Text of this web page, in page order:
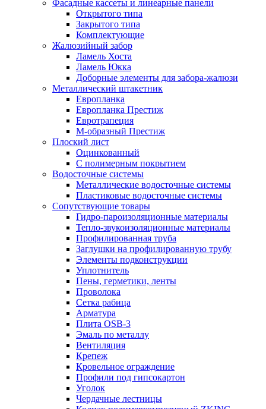
Фасадные кассеты и линеарные панели
Открытого типа
Закрытого типа
Комплектующие
Жалюзийный забор
Ламель Хоста
Ламель Юкка
Доборные элементы для забора-жалюзи
Металлический штакетник
Европланка
Европланка Престиж
Евротрапеция
М-образный Престиж
Плоский лист
Оцинкованный
С полимерным покрытием
Водосточные системы
Металлические водосточные системы
Пластиковые водосточные системы
Сопутствующие товары
Гидро-пароизоляционные материалы
Тепло-звукоизоляционные материалы
Профилированная труба
Заглушки на профилированную трубу
Элементы подконструкции
Уплотнитель
Пены, герметики, ленты
Проволока
Сетка рабица
Арматура
Плита OSB-3
Эмаль по металлу
Вентиляция
Крепеж
Кровельное ограждение
Профили под гипсокартон
Уголок
Чердачные лестницы